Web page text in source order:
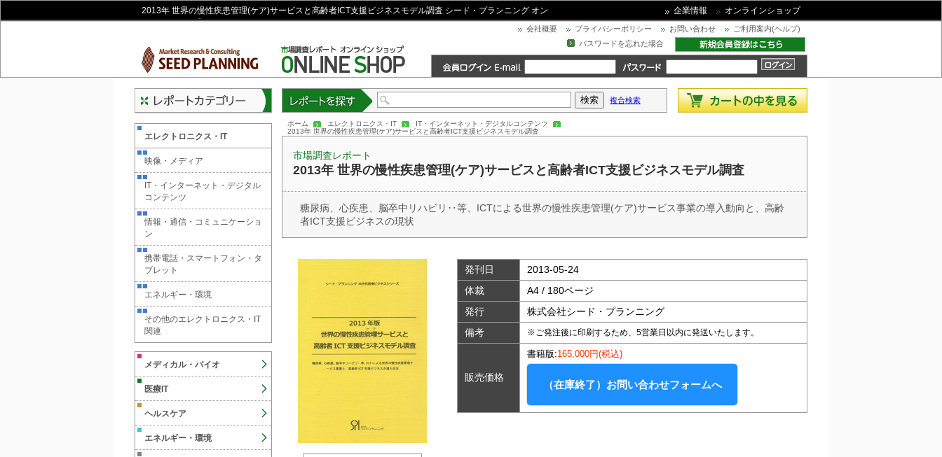
2013年 世界の慢性疾患管理(ケア)サービスと高齢者ICT支援ビジネスモデル調査 シード・プランニング オン
ラインショップ
企業情報 オンラインショップ
会社概要 プライバシーポリシー お問い合わせ
ご利用案内(ヘルプ)
パスワードを忘れた場合
複合検索
ホーム エレクトロニクス・IT
IT・インターネット・デジタルコンテンツ
2013年 世界の慢性疾患管理(ケア)サービスと高齢者ICT支援ビジネスモデル調査
市場調査レポート
2013年 世界の慢性疾患管理(ケア)サービスと高齢者ICT支援ビジネスモデル調査
糖尿病、心疾患、脳卒中リハビリ‥等、ICTによる世界の慢性疾患管理(ケア)サービス事業の導入動向と、高齢
者ICT支援ビジネスの現状
発刊日
2013-05-24
体裁
A4 / 180ページ
発行
株式会社シード・プランニング
備考
※ご発注後に印刷するため、5営業日以内に発送いたします。
販売価格
書籍版:165,000円(税込)
（在庫終了）お問い合わせフォームへ
エレクトロニクス・IT
映像・メディア
IT・インターネット・デジタル
コンテンツ
情報・通信・コミュニケーショ
ン
携帯電話・スマートフォン・タ
ブレット
エネルギー・環境
その他のエレクトロニクス・IT
関連
メディカル・バイオ
医療IT
ヘルスケア
エネルギー・環境